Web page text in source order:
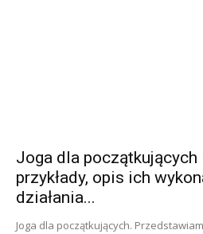
Joga dla początkujących
przykłady, opis ich
działania...
Joga dla początkujących.